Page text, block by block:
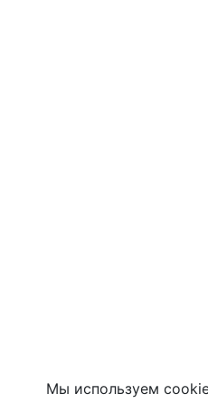
Мы используем